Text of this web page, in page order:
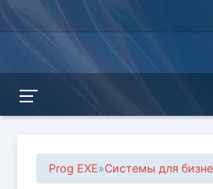
Prog EXE»Системы для